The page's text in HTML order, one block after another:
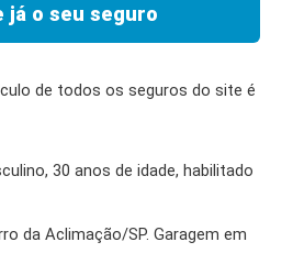
já o seu seguro
de todos os seguros do site é
30 anos de idade, habilitado
da Aclimação/SP. Garagem em